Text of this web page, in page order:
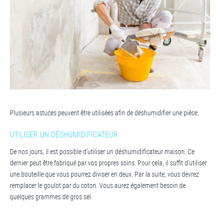
Plusieurs astuces peuvent être utilisées afin de déshumidifier une pièce.
UTILISER UN DÉSHUMIDIFICATEUR
De nos jours, il est possible d’utiliser un déshumidificateur maison. Ce
dernier peut être fabriqué par vos propres soins. Pour cela, il suffit d’utiliser
une bouteille que vous pourrez diviser en deux. Par la suite, vous devrez
remplacer le goulot par du coton. Vous aurez également besoin de
quelques grammes de gros sel.